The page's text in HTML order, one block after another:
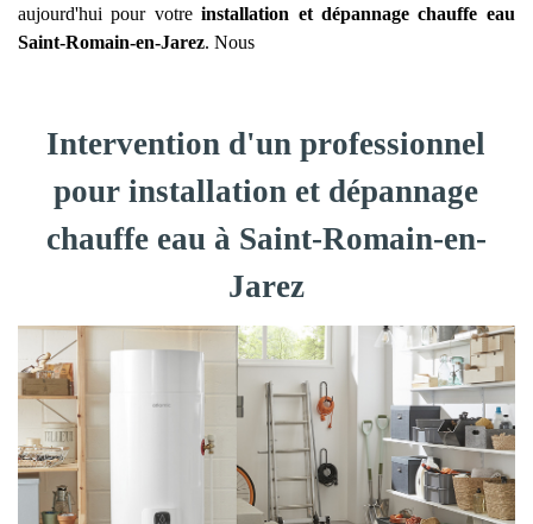
aujourd'hui pour votreinstallation et dépannage chauffe eau
Saint-Romain-en-Jarez. Nous
Intervention d'un professionnel
pour installation et dépannage
chauffe eau à Saint-Romain-en-
Jarez